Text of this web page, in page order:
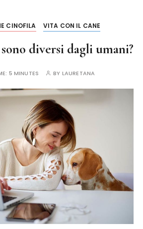
CINOFILA VITA CON IL CANE
diversi dagli umani?
5 MINUTES BY LAURETANA